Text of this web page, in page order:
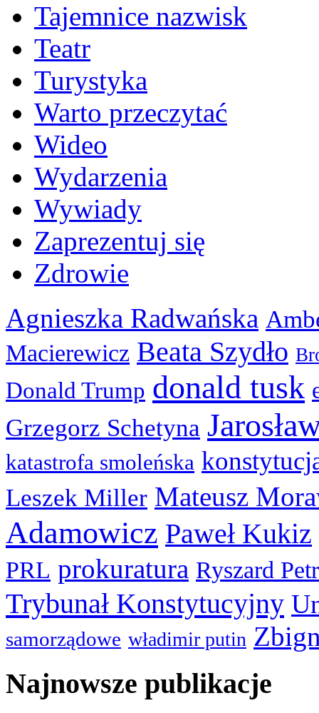
Tajemnice nazwisk
Teatr
Turystyka
Warto przeczytać
Wideo
Wydarzenia
Wywiady
Zaprezentuj się
Zdrowie
Agnieszka Radwańska
Macierewicz Beata Szydło
Donald Trump donald tusk
Grzegorz Schetyna
katastrofa smoleńska
Leszek Miller Mateusz
Adamowicz Paweł Kukiz
PRL prokuratura Ryszard
Trybunał Konstytucyjny
samorządowe władimir putin
Najnowsze publikacje